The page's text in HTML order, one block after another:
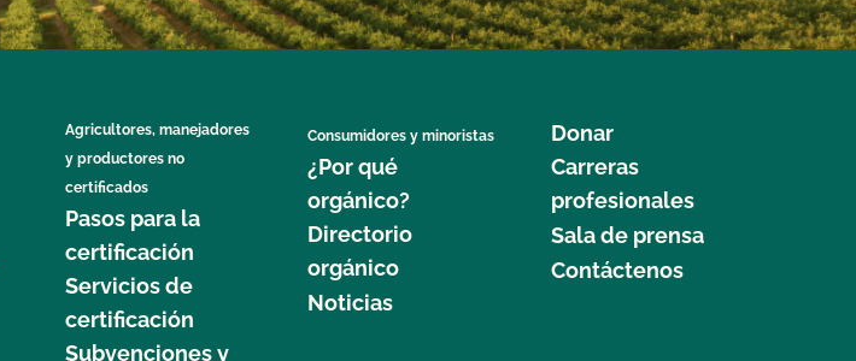
Agricultores, manejadores
y productores no
certificados
Pasos para la
certificación
Servicios de
certificación
Subvenciones y
Consumidores y minoristas
¿Por qué
orgánico?
Directorio
orgánico
Noticias
Donar
Carreras
profesionales
Sala de prensa
Contáctenos